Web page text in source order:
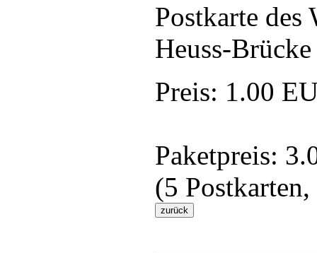
Postkarte des
Heuss-Brücke
Preis: 1.00
Paketpreis:
(5